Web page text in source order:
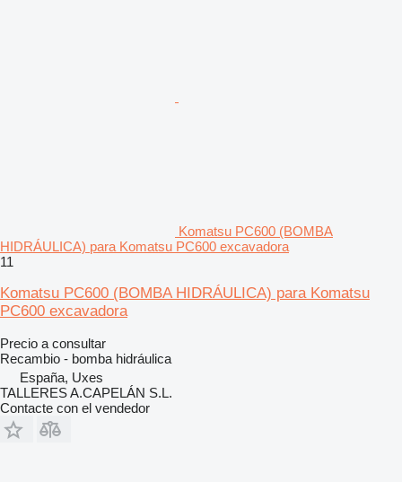
Komatsu PC600 (BOMBA
HIDRÁULICA) para Komatsu PC600 excavadora
11
Komatsu PC600 (BOMBA HIDRÁULICA) para Komatsu
PC600 excavadora
Precio a consultar
Recambio - bomba hidráulica
España, Uxes
TALLERES A.CAPELÁN S.L.
Contacte con el vendedor